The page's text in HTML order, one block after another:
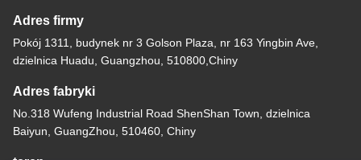
Adres firmy
Pokój 1311, budynek nr 3 Golson Plaza, nr 163 Yingbin Ave,
dzielnica Huadu, Guangzhou, 510800,Chiny
Adres fabryki
No.318 Wufeng Industrial Road ShenShan Town, dzielnica
Baiyun, GuangZhou, 510460, Chiny